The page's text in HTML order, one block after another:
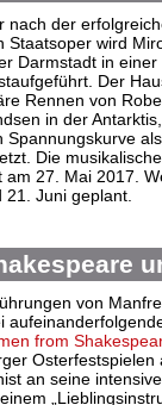
nach der
Staatsoper wird
Darmstadt in
Der
Rennen von
in der
Spannungskurve
Die
am 27. Mai 2017.
21. Juni geplant.
von
from
an seine